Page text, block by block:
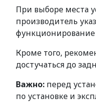
При выборе места
производитель
функционирование
Кроме того,
достучаться до
Важно: перед
по установке и